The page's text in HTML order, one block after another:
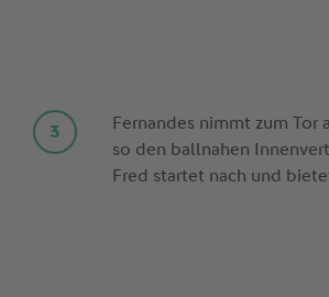
Fernandes nimmt zum Tor
so den ballnahen
Fred startet nach und